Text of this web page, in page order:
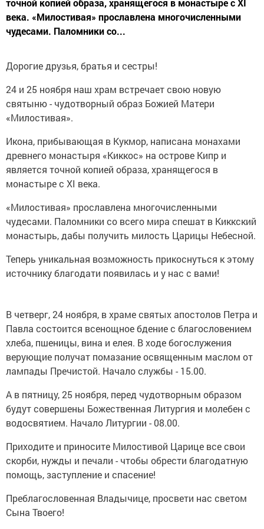
точной копией образа, хранящегося в монастыре с XI
века. «Милостивая» прославлена многочисленными
чудесами. Паломники со...
Дорогие друзья, братья и сестры!
24 и 25 ноября наш храм встречает свою новую
святыню - чудотворный образ Божией Матери
«Милостивая».
Икона, прибывающая в Кукмор, написана монахами
древнего монастыря «Киккос» на острове Кипр и
является точной копией образа, хранящегося в
монастыре с XI века.
«Милостивая» прославлена многочисленными
чудесами. Паломники со всего мира спешат в Киккский
монастырь, дабы получить милость Царицы Небесной.
Теперь уникальная возможность прикоснуться к этому
источнику благодати появилась и у нас с вами!
В четверг, 24 ноября, в храме святых апостолов Петра и
Павла состоится всенощное бдение с благословением
хлеба, пшеницы, вина и елея. В ходе богослужения
верующие получат помазание освященным маслом от
лампады Пречистой. Начало службы - 15.00.
А в пятницу, 25 ноября, перед чудотворным образом
будут совершены Божественная Литургия и молебен с
водосвятием. Начало Литургии - 08.00.
Приходите и приносите Милостивой Царице все свои
скорби, нужды и печали - чтобы обрести благодатную
помощь, заступление и спасение!
Преблагословенная Владычице, просвети нас светом
Сына Твоего!